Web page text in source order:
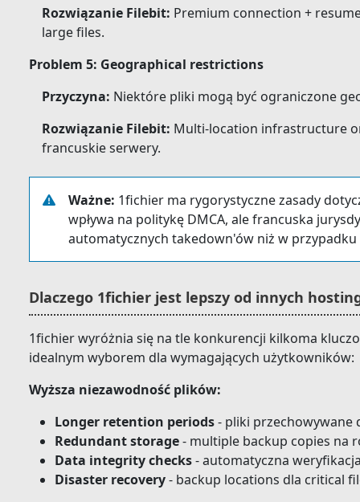
Rozwiązanie Filebit: Premium connection +
large files.
Problem 5: Geographical restrictions
Przyczyna: Niektóre pliki mogą być ograniczone
Rozwiązanie Filebit: Multi-location infrastructure
francuskie serwery.
Ważne: 1fichier ma rygorystyczne zasady
wpływa na politykę DMCA, ale francuska
automatycznych takedown'ów niż w
Dlaczego 1fichier jest lepszy od innych
1fichier wyróżnia się na tle konkurencji kilkoma
idealnym wyborem dla wymagających użytkowników:
Wyższa niezawodność plików:
Longer retention periods- pliki przechowywane
Redundant storage- multiple backup copies na
Data integrity checks- automatyczna
Disaster recovery- backup locations dla critical